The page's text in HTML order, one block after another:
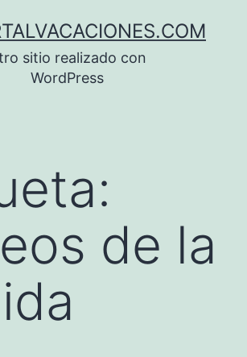
sitio realizado con
WordPress
de la